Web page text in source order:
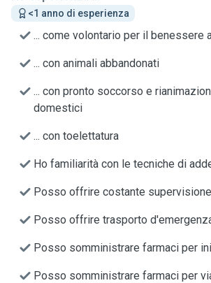
<1 anno di esperienza
... come volontario per il benessere
... con animali abbandonati
... con pronto soccorso e
domestici
... con toelettatura
Ho familiarità con le tecniche di
Posso offrire costante supervisione
Posso offrire trasporto
Posso somministrare farmaci per
Posso somministrare farmaci per